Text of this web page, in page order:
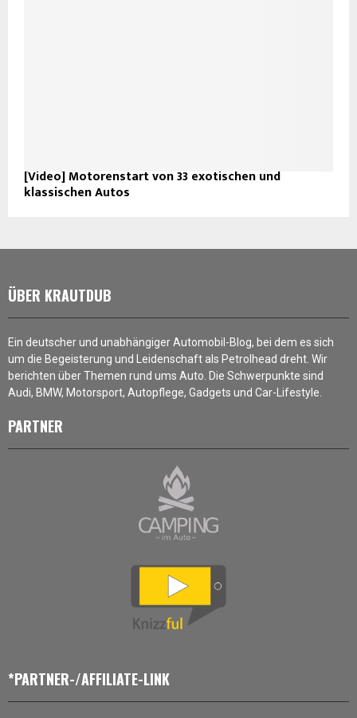
[Video] Motorenstart von 33 exotischen und
klassischen Autos
ÜBER KRAUTDUB
Ein deutscher und unabhängiger Automobil-Blog, bei dem es sich
um die Begeisterung und Leidenschaft als Petrolhead dreht. Wir
berichten über Themen rund ums Auto. Die Schwerpunkte sind
Audi, BMW, Motorsport, Autopflege, Gadgets und Car-Lifestyle.
PARTNER
*PARTNER-/AFFILIATE-LINK